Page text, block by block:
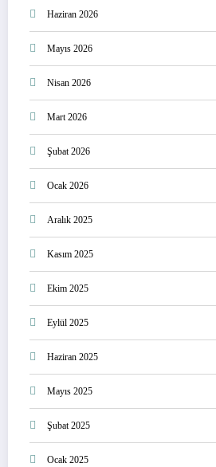
Haziran 2026
Mayıs 2026
Nisan 2026
Mart 2026
Şubat 2026
Ocak 2026
Aralık 2025
Kasım 2025
Ekim 2025
Eylül 2025
Haziran 2025
Mayıs 2025
Şubat 2025
Ocak 2025